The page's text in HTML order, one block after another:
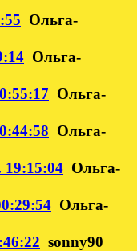
Ольга-
Ольга-
Ольга-
Ольга-
19:15:04 Ольга-
Ольга-
sonny90